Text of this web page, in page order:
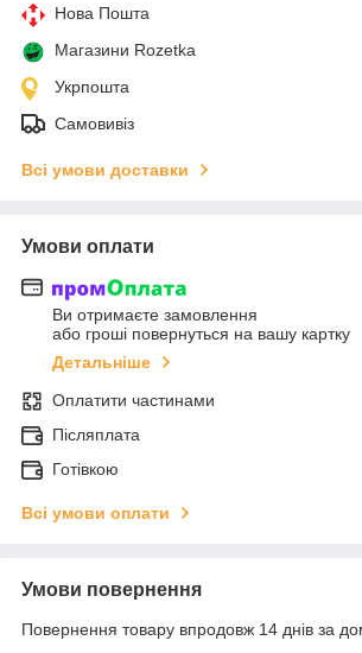
Нова Пошта
Магазини Rozetka
Укрпошта
Самовивіз
Всі умови доставки
Умови оплати
Ви отримаєте замовлення
або гроші повернуться на вашу картку
Детальніше
Оплатити частинами
Післяплата
Готівкою
Всі умови оплати
Умови повернення
Повернення товару впродовж 14 днів за